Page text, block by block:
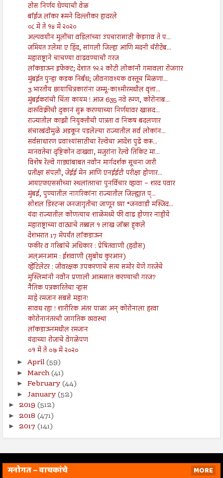
ठोस निर्णय घेण्याची वेळ
बॉईज लॉकर रूमने दिल्लीकर हादरले
०८ मे ते १४ मे २०२०
अल्पवयीन मुलींचा वडिलांच्या उपचारासाठी केडगाव ते प...
जमियत उलेमा ए हिंद, सांगली जिल्हा आणि मदनी चॅरीटेब...
महाराष्ट्राने चाचण्या वाढवण्याची गरज
लॉकडाऊन इफेक्ट; देशात १२.२ कोटी लोकांनी गमावला रोजगार
मुंबईत पुन्हा कडक निर्बंध; जीवनावश्यक वस्तूच मिळणा...
3 भारतीय छायाचित्रकारांना जम्मू-काश्मीरमधील वृत्ता...
मुंबईकरांची चिंता कायम ! आज 635 नवे रुग्ण, कोरोनाब...
दारुविक्रीची दुकानं सुरू करण्याच्या निर्णयावर खासद...
राज्यातील काझी नियुक्तीची पात्रता व निकष बदलणार
संचारबंदीमुळे अडकून पडलेल्या राज्यातील सर्व लोकांन...
सर्वसाधारण प्रवाश्यांसाठीचा रेल्वेचा आदेश पुढे करू...
मानवतेचा दृष्टिकोन दाखवा, मजुरांना रेल्वे तिकिट मा...
विशेष रेल्वे गाड्यांबाबत नवीन मार्गदर्शक सूचना जारी
प्रतीक्षा संपली, जेईई मेन आणि एनईईटी परीक्षा होणार...
आयएफएससीच्या स्थलांतराचा पुनर्विचार व्हावा – शरद पवार
मुंबई, पुण्यातील नागरिकांना राज्यातील जिल्ह्यात प्...
सोशल डिस्टन्स जनजागृतीचा जाणून घ्या “जनवाडी मस्जिद...
यंदा राज्यातील कोणत्याच शाळेमध्ये फी वाढ होणार नाहीये
महाराष्ट्राच्या वाट्याचे तब्बल १ लाख जॉब्स हुकले
देशभरात 17 मेपर्यंत लॉकडाऊन
फकीर व गरिबांचे अधिकार : प्रेषितवाणी (हदीस)
अल्अनआम : ईशवाणी (सुबोध कुरआन)
व्हेंटिलेटर : जीवरक्षक उपकरणाचे सत्य समोर येणे गरजेचे
मुस्लिमांनी नवीन प्रणाली आत्मसात करण्याची गरज?
नैतिक पत्रकारितेचा ऱ्हास
माहे रमजान सबसे महान!
सावध रहा ! शारीरिक अंतर पाळा अन् कोरोनाला हरवा
कोरोनानंतरची जागतिक व्यवस्था
लॉकडाऊनमधील रमजान
यंदाच्या रोजाचे वेगळेपण
०१ मे ते ०७ मे २०२०
► April(59)
► March(41)
► February(44)
► January(52)
► 2019 (512)
► 2018 (471)
► 2017 (141)
मनोगत – वाचकांचे MORE